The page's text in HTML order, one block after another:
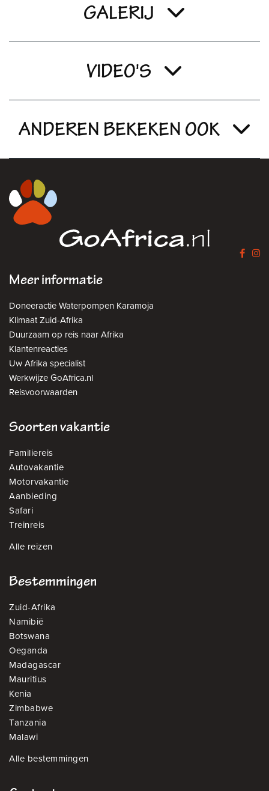
GALERIJ
VIDEO'S
ANDEREN BEKEKEN OOK
Meer informatie
Doneeractie Waterpompen Karamoja
Klimaat Zuid-Afrika
Duurzaam op reis naar Afrika
Klantenreacties
Uw Afrika specialist
Werkwijze GoAfrica.nl
Reisvoorwaarden
Soorten vakantie
Familiereis
Autovakantie
Motorvakantie
Aanbieding
Safari
Treinreis
Alle reizen
Bestemmingen
Zuid-Afrika
Namibië
Botswana
Oeganda
Madagascar
Mauritius
Kenia
Zimbabwe
Tanzania
Malawi
Alle bestemmingen